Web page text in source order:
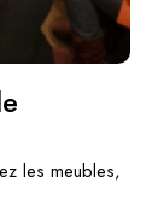
les meubles,